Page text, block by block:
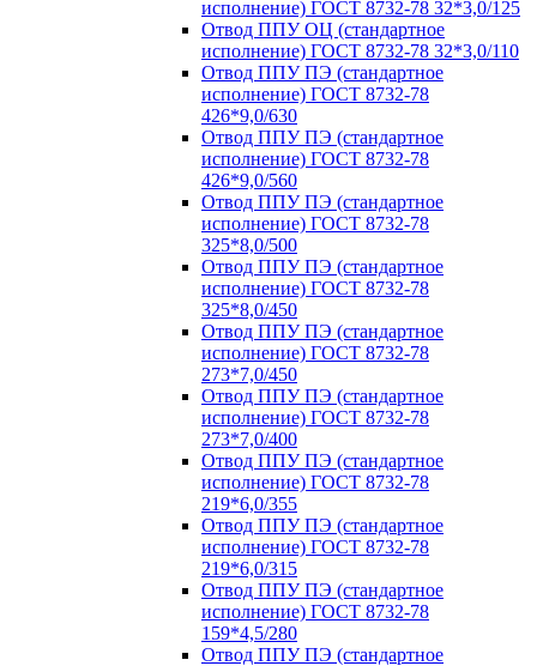
исполнение) ГОСТ 8732-78 32*3,0/125
Отвод ППУ ОЦ (стандартное
исполнение) ГОСТ 8732-78 32*3,0/110
Отвод ППУ ПЭ (стандартное
исполнение) ГОСТ 8732-78
426*9,0/630
Отвод ППУ ПЭ (стандартное
исполнение) ГОСТ 8732-78
426*9,0/560
Отвод ППУ ПЭ (стандартное
исполнение) ГОСТ 8732-78
325*8,0/500
Отвод ППУ ПЭ (стандартное
исполнение) ГОСТ 8732-78
325*8,0/450
Отвод ППУ ПЭ (стандартное
исполнение) ГОСТ 8732-78
273*7,0/450
Отвод ППУ ПЭ (стандартное
исполнение) ГОСТ 8732-78
273*7,0/400
Отвод ППУ ПЭ (стандартное
исполнение) ГОСТ 8732-78
219*6,0/355
Отвод ППУ ПЭ (стандартное
исполнение) ГОСТ 8732-78
219*6,0/315
Отвод ППУ ПЭ (стандартное
исполнение) ГОСТ 8732-78
159*4,5/280
Отвод ППУ ПЭ (стандартное